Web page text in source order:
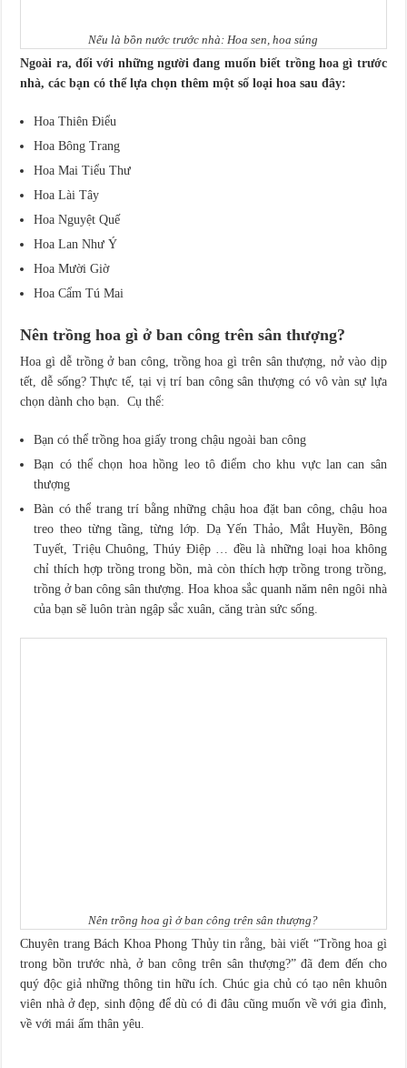
Nếu là bồn nước trước nhà: Hoa sen, hoa súng
Ngoài ra, đối với những người đang muốn biết trồng hoa gì trước
nhà, các bạn có thể lựa chọn thêm một số loại hoa sau đây:
Hoa Thiên Điểu
Hoa Bông Trang
Hoa Mai Tiểu Thư
Hoa Lài Tây
Hoa Nguyệt Quế
Hoa Lan Như Ý
Hoa Mười Giờ
Hoa Cẩm Tú Mai
Nên trồng hoa gì ở ban công trên sân thượng?
Hoa gì dễ trồng ở ban công, trồng hoa gì trên sân thượng, nở vào dịp
tết, dễ sống? Thực tế, tại vị trí ban công sân thượng có vô vàn sự lựa
chọn dành cho bạn. Cụ thể:
Bạn có thể trồng hoa giấy trong chậu ngoài ban công
Bạn có thể chọn hoa hồng leo tô điểm cho khu vực lan can sân
thượng
Bàn có thể trang trí bằng những chậu hoa đặt ban công, chậu hoa
treo theo từng tầng, từng lớp. Dạ Yến Thảo, Mắt Huyền, Bông
Tuyết, Triệu Chuông, Thúy Điệp … đều là những loại hoa không
chỉ thích hợp trồng trong bồn, mà còn thích hợp trồng trong trồng,
trồng ở ban công sân thượng. Hoa khoa sắc quanh năm nên ngôi nhà
của bạn sẽ luôn tràn ngập sắc xuân, căng tràn sức sống.
Nên trồng hoa gì ở ban công trên sân thượng?
Chuyên trang Bách Khoa Phong Thủy tin rằng, bài viết “Trồng hoa gì
trong bồn trước nhà, ở ban công trên sân thượng?” đã đem đến cho
quý độc giả những thông tin hữu ích. Chúc gia chủ có tạo nên khuôn
viên nhà ở đẹp, sinh động để dù có đi đâu cũng muốn về với gia đình,
về với mái ấm thân yêu.